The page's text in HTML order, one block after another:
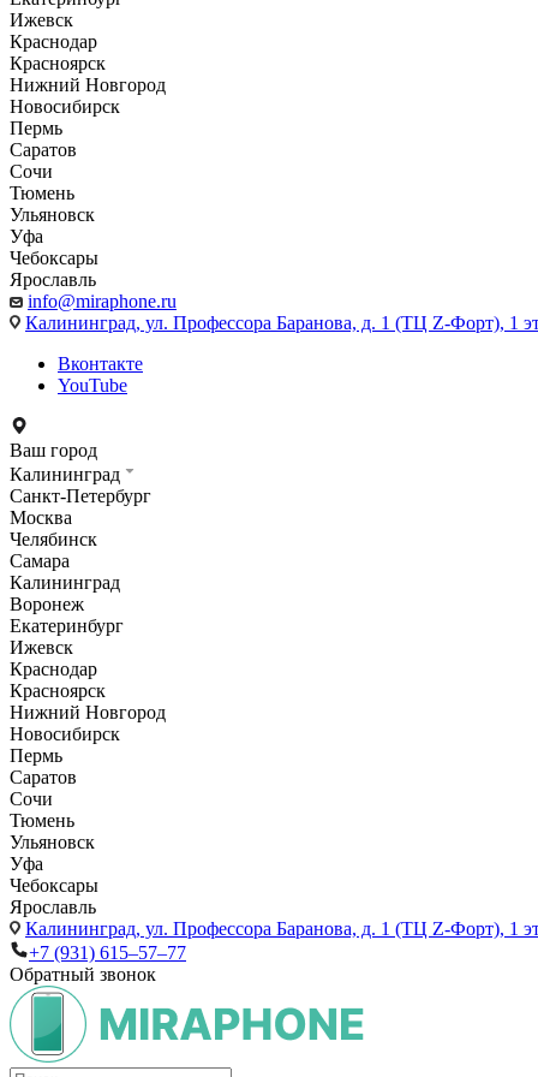
Ижевск
Краснодар
Красноярск
Нижний Новгород
Новосибирск
Пермь
Саратов
Сочи
Тюмень
Ульяновск
Уфа
Чебоксары
Ярославль
info@miraphone.ru
Калининград, ул. Профессора Баранова, д. 1 (ТЦ Z-Форт), 1
Вконтакте
YouTube
Ваш город
Калининград
Санкт-Петербург
Москва
Челябинск
Самара
Калининград
Воронеж
Екатеринбург
Ижевск
Краснодар
Красноярск
Нижний Новгород
Новосибирск
Пермь
Саратов
Сочи
Тюмень
Ульяновск
Уфа
Чебоксары
Ярославль
Калининград, ул. Профессора Баранова, д. 1 (ТЦ Z-Форт), 1
+7 (931) 615‒57‒77
Обратный звонок